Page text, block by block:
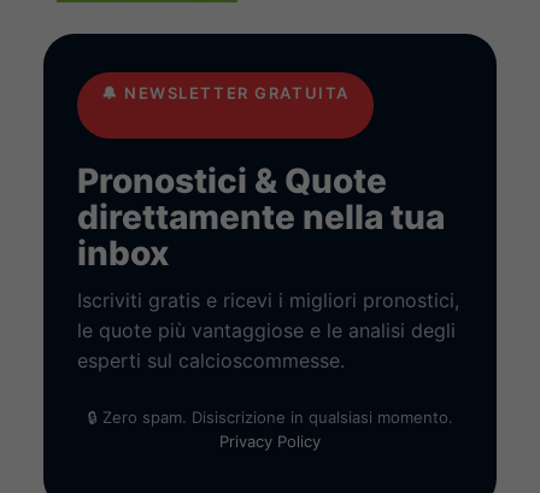
🔔 NEWSLETTER GRATUITA
Pronostici & Quote
direttamente nella tua
inbox
Iscriviti gratis e ricevi i migliori pronostici,
le quote più vantaggiose e le analisi degli
esperti sul calcioscommesse.
🔒 Zero spam. Disiscrizione in qualsiasi momento.
Privacy Policy